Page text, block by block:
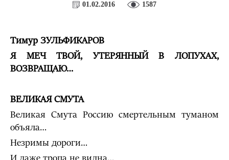
01.02.2016
1587
Тимур ЗУЛЬФИКАРОВ
Я МЕЧ ТВОЙ, УТЕРЯННЫЙ В ЛОПУХАХ,
ВОЗВРАЩАЮ…
ВЕЛИКАЯ СМУТА
Великая Смута Россию смертельным туманом
объяла…
Незримы дороги…